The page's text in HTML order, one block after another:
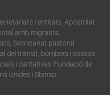
i entitats: Apostolat
amb migrants,
Secretariat pastoral
del trànsit, bombers i cossos
i caritatives: Fundació de
Unides i Obinso.